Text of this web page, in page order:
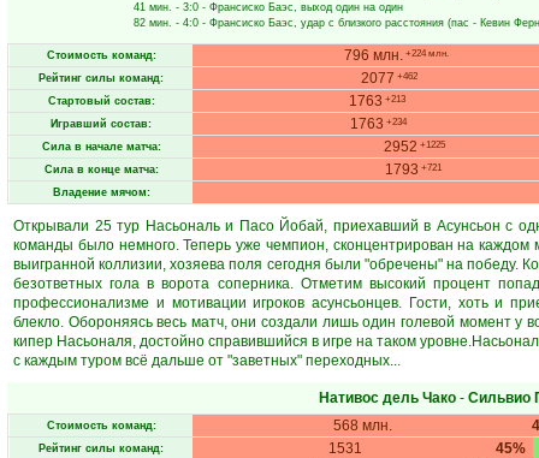
41 мин. - 3:0 - Франсиско Баэс, выход один на один
82 мин. - 4:0 - Франсиско Баэс, удар с близкого расстояния (пас - Кевин
Стоимость команд: 796 млн. +224 млн.
Рейтинг силы команд: 2077 +462
Стартовый состав: 1763 +213
Игравший состав: 1763 +234
Сила в начале матча: 2952 +1225
Сила в конце матча: 1793 +721
Владение мячом:
Открывали 25 тур Насьональ и Пасо Йобай, приехавший в Асунсьон с
команды было немного. Теперь уже чемпион, сконцентрирован на
выигранной коллизии, хозяева поля сегодня были "обречены" на победу.
безответных гола в ворота соперника. Отметим высокий процент
профессионализме и мотивации игроков асунсьонцев. Гости, хоть и
блекло. Обороняясь весь матч, они создали лишь один голевой момент у
кипер Насьоналя, достойно справившийся в игре на таком
с каждым туром всё дальше от "заветных" переходных...
Нативос дель Чако - Сильвио
Стоимость команд: 568 млн.
Рейтинг силы команд: 45%
1531